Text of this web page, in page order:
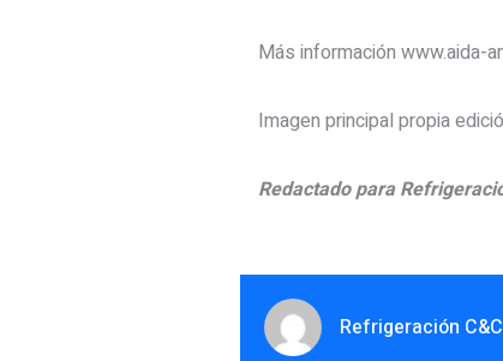
Más información www.aida-
Imagen principal propia
Redactado para
Refrigeración C&C